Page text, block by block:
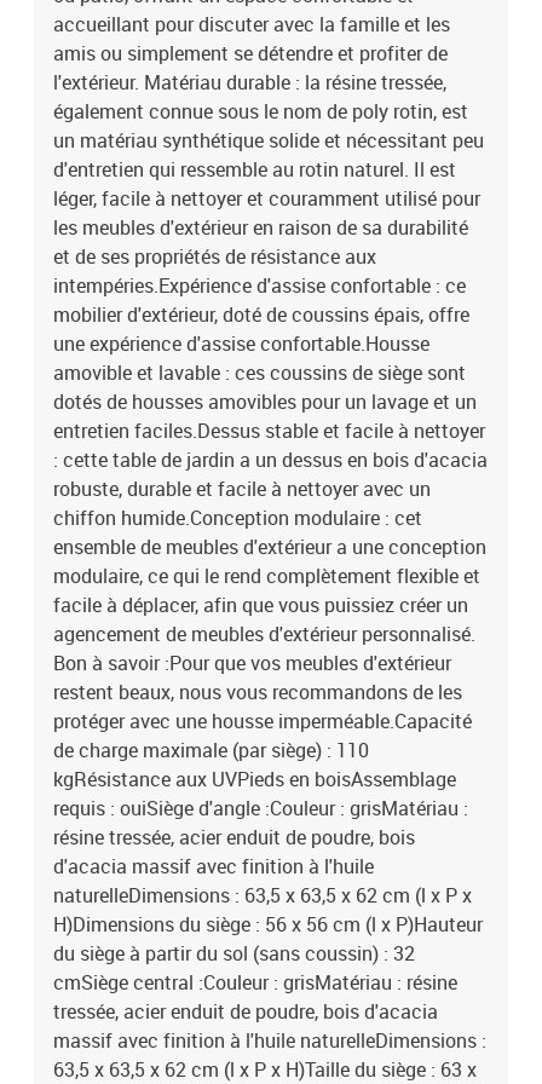
gris foncéMatériau de la couverture : tissu (100 %
polyester)Matériau de remplissage du coussin de siège :
mousseMatériau de remplissage du coussin de dossier : fibre de
cotonDimensions du coussin d’assise (angle) : 56,5 x 56,5 x 3 cm (l
x P x é)Dimensions du coussin d’assise (angle) : 63,5 x 56,5 x 3 cm
(l x P x é)Dimensions du coussin de dossier (angle) : 52 x 35 x 10
cm (L x l x é)Dimensions du coussin de dossier (angle) : 63,5 x 35 x
10 cm (L x l x é)La livraison contient :4 x siège d'angle2 x siège
central1 x table de jardin10 x coussin de dossier6 x coussin de
siège avec housse amovible et lavable
accueillant pour discuter avec la famille et les
amis ou simplement se détendre et profiter de
l'extérieur. Matériau durable : la résine tressée,
également connue sous le nom de poly rotin, est
un matériau synthétique solide et nécessitant peu
d'entretien qui ressemble au rotin naturel. Il est
léger, facile à nettoyer et couramment utilisé pour
les meubles d'extérieur en raison de sa durabilité
et de ses propriétés de résistance aux
intempéries.Expérience d'assise confortable : ce
mobilier d'extérieur, doté de coussins épais, offre
une expérience d'assise confortable.Housse
amovible et lavable : ces coussins de siège sont
dotés de housses amovibles pour un lavage et un
entretien faciles.Dessus stable et facile à nettoyer
: cette table de jardin a un dessus en bois d'acacia
robuste, durable et facile à nettoyer avec un
chiffon humide.Conception modulaire : cet
ensemble de meubles d'extérieur a une conception
modulaire, ce qui le rend complètement flexible et
facile à déplacer, afin que vous puissiez créer un
agencement de meubles d'extérieur personnalisé.
Bon à savoir :Pour que vos meubles d'extérieur
restent beaux, nous vous recommandons de les
protéger avec une housse imperméable.Capacité
de charge maximale (par siège) : 110
kgRésistance aux UVPieds en boisAssemblage
requis : ouiSiège d'angle :Couleur : grisMatériau :
résine tressée, acier enduit de poudre, bois
d'acacia massif avec finition à l'huile
naturelleDimensions : 63,5 x 63,5 x 62 cm (l x P x
H)Dimensions du siège : 56 x 56 cm (l x P)Hauteur
du siège à partir du sol (sans coussin) : 32
cmSiège central :Couleur : grisMatériau : résine
tressée, acier enduit de poudre, bois d'acacia
massif avec finition à l'huile naturelleDimensions :
63,5 x 63,5 x 62 cm (l x P x H)Taille du siège : 63 x